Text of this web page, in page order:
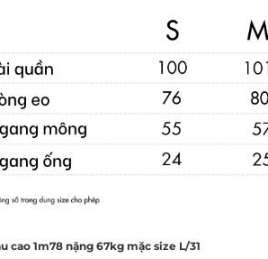
cao 1m78 nặng 67kg mặc size L/31